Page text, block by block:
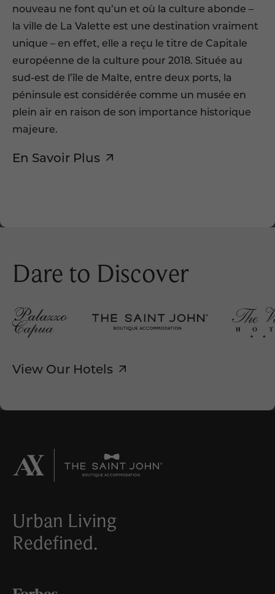
nouveau ne font qu’un et où la culture abonde –
la ville de La Valette est une destination vraiment
unique – en effet, elle a reçu le titre de Capitale
européenne de la culture pour 2018. Située au
sud-est de l’île de Malte, entre deux ports, la
péninsule est considérée comme un musée en
plein air en raison de son importance historique
majeure.
En Savoir Plus
Dare to Discover
View Our Hotels
Urban Living
Redefined.